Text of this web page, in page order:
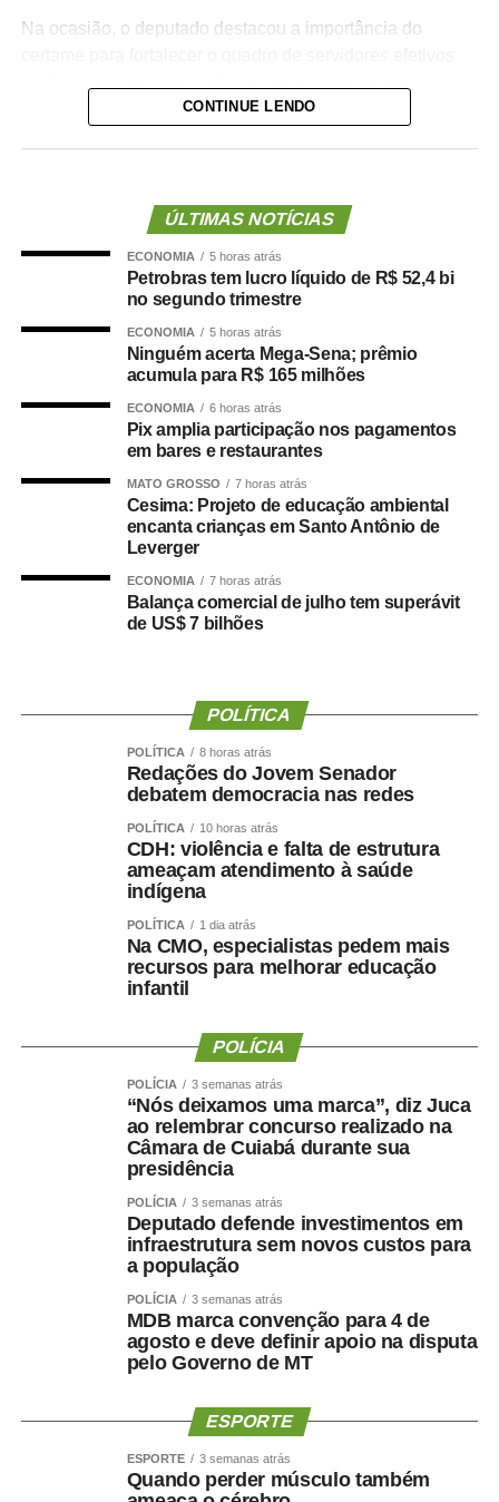
Na ocasião, o deputado destacou a importância do
Cuiabá, que é de todos nós mato-grossenses, o
parlamento mais antigo do Centro-Oeste brasileiro”,
O concurso público foi realizado para provimento de
vagas e formação de cadastro de reserva para cargos de
níveis médio e superior, contemplando funções como
confiança depositada no Instituto Selecon e destacou a
forma como o processo foi conduzido.
“Eu, em nome do Selecon, também agradeço ao
deputado porque, de fato, fizemos um concurso histórico,
graças à oportunidade que o Juca nos deu para
presidente da instituição.
Ao final do encontro, Juca reforçou a importância da
valorização do serviço público por meio de concursos
igualdade de oportunidades para todos os candidatos.
COMENTE ABAIXO:
WhatsApp
Facebook
Twitter
Messenger
LinkedIn
Share
CONTINUE LENDO
ÚLTIMAS NOTÍCIAS
ECONOMIA 5 horas atrás
Petrobras tem lucro líquido de R$ 52,4 bi
no segundo trimestre
ECONOMIA 5 horas atrás
Ninguém acerta Mega-Sena; prêmio
acumula para R$ 165 milhões
ECONOMIA 6 horas atrás
Pix amplia participação nos pagamentos
em bares e restaurantes
MATO GROSSO 7 horas atrás
Cesima: Projeto de educação ambiental
encanta crianças em Santo Antônio de
Leverger
ECONOMIA 7 horas atrás
Balança comercial de julho tem superávit
de US$ 7 bilhões
POLÍTICA
POLÍTICA 8 horas atrás
Redações do Jovem Senador
debatem democracia nas redes
POLÍTICA 10 horas atrás
CDH: violência e falta de estrutura
ameaçam atendimento à saúde
indígena
POLÍTICA 1 dia atrás
Na CMO, especialistas pedem mais
recursos para melhorar educação
infantil
POLÍCIA
POLÍCIA 3 semanas atrás
“Nós deixamos uma marca”, diz Juca
ao relembrar concurso realizado na
Câmara de Cuiabá durante sua
presidência
POLÍCIA 3 semanas atrás
Deputado defende investimentos em
infraestrutura sem novos custos para
a população
POLÍCIA 3 semanas atrás
MDB marca convenção para 4 de
agosto e deve definir apoio na disputa
pelo Governo de MT
ESPORTE
ESPORTE 3 semanas atrás
Quando perder músculo também